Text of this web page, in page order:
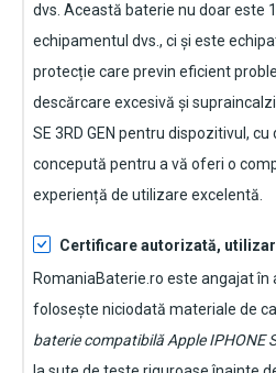
dvs. Această baterie nu doar este
echipamentul dvs., ci și este
protecție care previn eficient
descărcare excesivă și
SE 3RD GEN pentru dispozitivul , cu
concepută pentru a vă oferi o
experiență de utilizare excelentă.
Certificare autorizată,
RomaniaBaterie.ro este angajat
folosește niciodată materiale de
baterie compatibilă Apple IPHONE